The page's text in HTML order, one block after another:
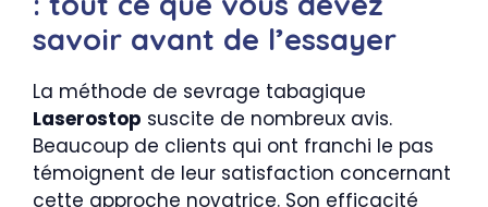
savoir avant de l’essayer
La méthode de sevrage tabagique
Laserostop suscite de nombreux avis.
Beaucoup de clients qui ont franchi le pas
témoignent de leur satisfaction concernant
cette approche novatrice. Son efficacité